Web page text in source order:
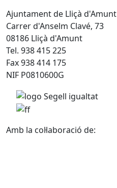
Ajuntament de Lliçà d'Amunt
Carrer d'Anselm Clavé, 73
08186 Lliçà d'Amunt
Tel. 938 415 225
Fax 938 414 175
NIF P0810600G
Amb la col·laboració de: